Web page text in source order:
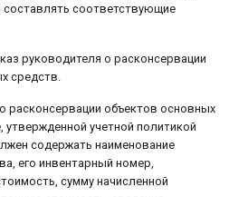
составлять соответствующие
руководителя о расконсервации
средств.
расконсервации объектов основных
учетной политикой
содержать наименование
его инвентарный номер,
сумму начисленной